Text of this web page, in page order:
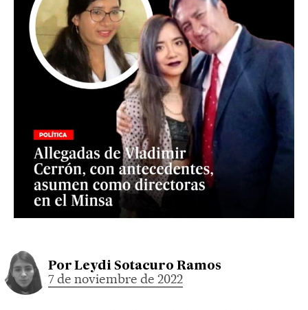
Por Leydi Sotacuro Ramos
7 de noviembre de 2022